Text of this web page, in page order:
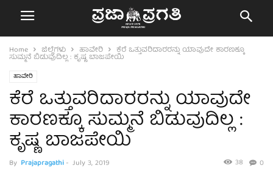
Home ಜಿಲ್ಲೆಗಳು ಹಾವೇರಿ ಕೆರೆ ಒತ್ತುವರಿದಾರರನ್ನು ಯಾವುದೇ ಕಾರಣಕ್ಕೂ
ಸುಮ್ಮನೆ ಬಿಡುವುದಿಲ್ಲ : ಕೃಷ್ಣ ಬಾಜಪೇಯಿ
ಹಾವೇರಿ
ಕೆರೆ ಒತ್ತುವರಿದಾರರನ್ನು ಯಾವುದೇ
ಕಾರಣಕ್ಕೂ ಸುಮ್ಮನೆ ಬಿಡುವುದಿಲ್ಲ :
ಕೃಷ್ಣ ಬಾಜಪೇಯಿ
By Prajapragathi- July 3, 2019 0
38